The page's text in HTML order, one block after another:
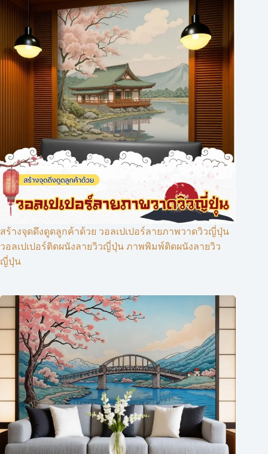
สร้างจุดดึงดูดลูกค้าด้วย วอลเปเปอร์ลายภาพวาดวิวญี่ปุ่น
วอลเปเปอร์ติดผนังลายวิวญี่ปุ่น ภาพพิมพ์ติดผนังลายวิว
ญี่ปุ่น